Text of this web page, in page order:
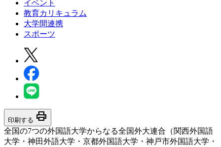
イベント
教育カリキュラム
大学間連携
スポーツ
印刷する print
全国の7つの外国語大学からなる全国外大連合（関西外国語
大学・神田外語大学・京都外国語大学・神戸市外国語大学・